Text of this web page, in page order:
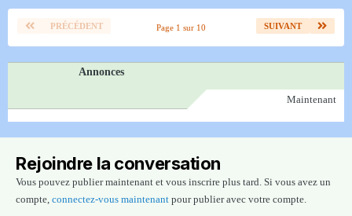
PRÉCÉDENT SUIVANT
Page 1 sur 10
Annonces
Maintenant
Rejoindre la conversation
Vous pouvez publier maintenant et vous inscrire plus tard. Si vous avez un
compte, connectez-vous maintenant pour publier avec votre compte.